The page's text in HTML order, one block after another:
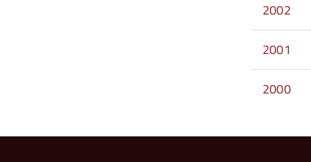
2002
2001
2000
del